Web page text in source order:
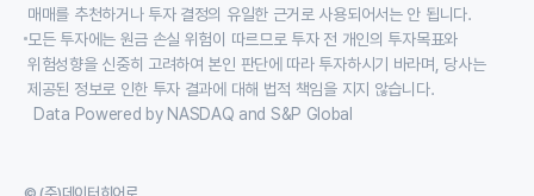
매매를 추천하거나 투자 결정의 유일한 근거로 사용되어서는 안 됩니다.
모든 투자에는 원금 손실 위험이 따르므로 투자 전 개인의 투자목표와
위험성향을 신중히 고려하여 본인 판단에 따라 투자하시기 바라며, 당사는
제공된 정보로 인한 투자 결과에 대해 법적 책임을 지지 않습니다.
Data Powered by NASDAQ and S&P Global